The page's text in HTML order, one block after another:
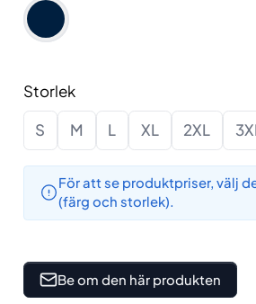
Storlek
S
M L XL 2XL
För att se produktpriser, välj
(färg och storlek).
Be om den här produkten